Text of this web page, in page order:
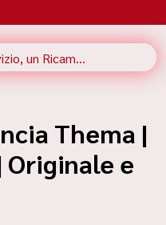
Thema |
Originale e